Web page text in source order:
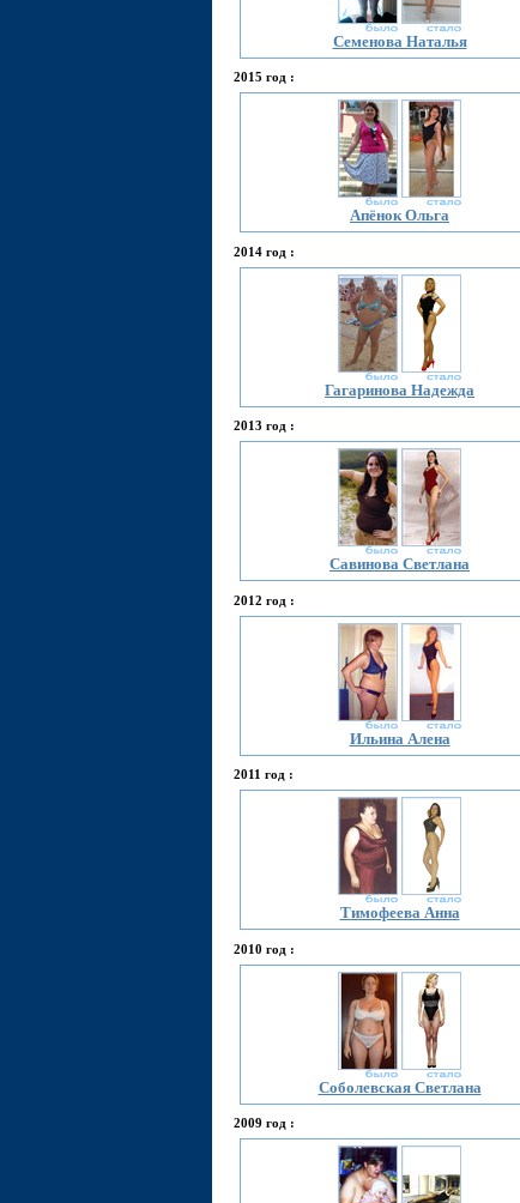
Семенова Наталья
2015 год :
Апёнок Ольга
2014 год :
Гагаринова Надежда
2013 год :
Савинова Светлана
2012 год :
Ильина Алена
2011 год :
Тимофеева Анна
2010 год :
Соболевская Светлана
2009 год :